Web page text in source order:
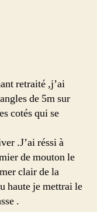
retraité ,j’ai
de 5m sur
cotés qui se
.J’ai réssi à
de mouton le
clair de la
haute je mettrai le
.